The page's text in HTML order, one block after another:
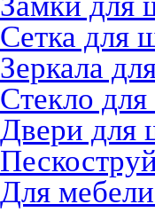
Сетка для
Зеркала
Стекло
Двери для
Для мебели